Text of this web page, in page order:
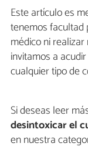
Este artículo es
tenemos
médico ni
invitamos a
cualquier tipo de
Si deseas leer
desintoxicar el
en nuestra